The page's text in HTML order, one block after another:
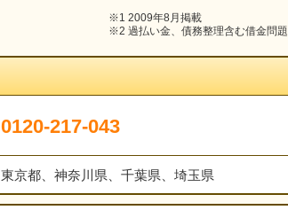
※1 2009年8月掲載
※2 過払い金、債務整理含む借金問題
0120-217-043
東京都、神奈川県、千葉県、埼玉県